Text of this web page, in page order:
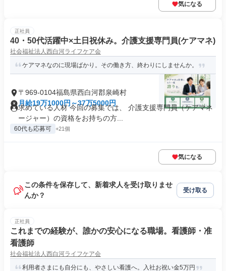
気になる
正社員
40・50代活躍中×土日祝休み。介護支援専門員(ケアマネ)
社会福祉法人西白河ライフケア会
ケアマネなのに現場ばかり。その働き方、終わりにしませんか。
〒969-0104福島県西白河郡泉崎村
月給19万1000円～37万5000円
求めている人材 今回の募集では、 介護支援専門員（ケアマネ
ージャー）の資格をお持ちの方...
60代も応募可 +21個
気になる
この条件を保存して、新着求人を受け取りませ
んか？
受け取る
正社員
これまでの経験が、誰かの安心になる職場。看護師・准
看護師
社会福祉法人西白河ライフケア会
利用者さまにも自分にも、やさしい看護へ。入社お祝い金5万円